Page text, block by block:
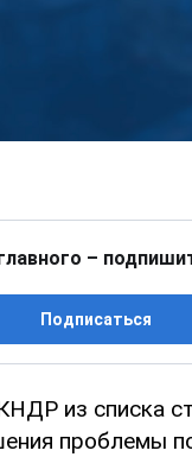
–
Подписаться
из списка
проблемы